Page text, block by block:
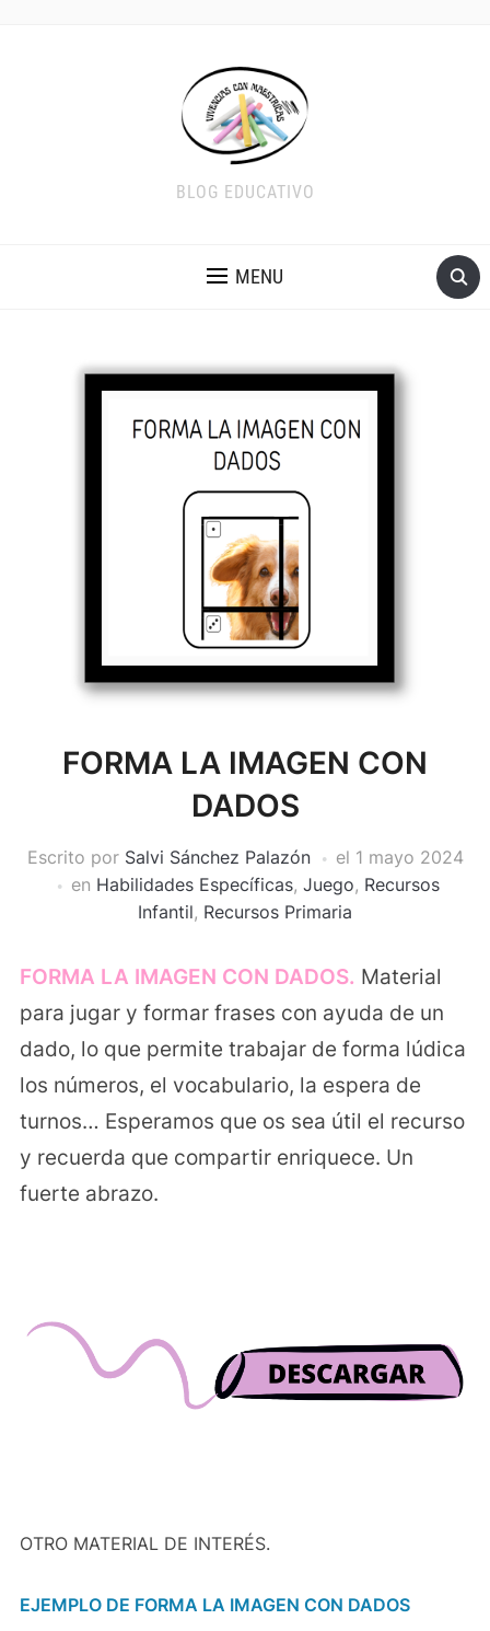
BLOG EDUCATIVO
MENU
FORMA LA IMAGEN CON
DADOS
Escrito por Salvi Sánchez Palazón el 1 mayo 2024
en Habilidades Específicas, Juego, Recursos
Infantil, Recursos Primaria
FORMA LA IMAGEN CON DADOS. Material
para jugar y formar frases con ayuda de un
dado, lo que permite trabajar de forma lúdica
los números, el vocabulario, la espera de
turnos… Esperamos que os sea útil el recurso
y recuerda que compartir enriquece. Un
fuerte abrazo.
OTRO MATERIAL DE INTERÉS.
EJEMPLO DE FORMA LA IMAGEN CON DADOS